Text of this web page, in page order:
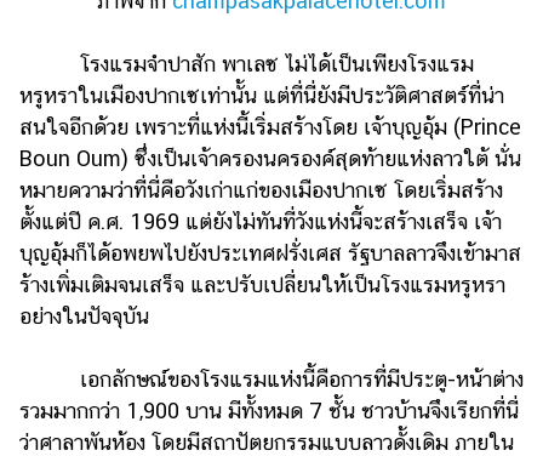
โรงแรมจำปาสัก พาเลซ ไม่ได้เป็นเพียงโรงแรม
หรูหราในเมืองปากเซเท่านั้น แต่ที่นี่ยังมีประวัติศาสตร์ที่น่า
สนใจอีกด้วย เพราะที่แห่งนี้เริ่มสร้างโดย เจ้าบุญอุ้ม (Prince
Boun Oum) ซึ่งเป็นเจ้าครองนครองค์สุดท้ายแห่งลาวใต้ นั่น
หมายความว่าที่นี่คือวังเก่าแก่ของเมืองปากเซ โดยเริ่มสร้าง
ตั้งแต่ปี ค.ศ. 1969 แต่ยังไม่ทันที่วังแห่งนี้จะสร้างเสร็จ เจ้า
บุญอุ้มก็ได้อพยพไปยังประเทศฝรั่งเศส รัฐบาลลาวจึงเข้ามาส
ร้างเพิ่มเติมจนเสร็จ และปรับเปลี่ยนให้เป็นโรงแรมหรูหรา
อย่างในปัจจุบัน
เอกลักษณ์ของโรงแรมแห่งนี้คือการที่มีประตู-หน้าต่าง
รวมมากกว่า 1,900 บาน มีทั้งหมด 7 ชั้น ชาวบ้านจึงเรียกที่นี่
ว่าศาลาพันห้อง โดยมีสถาปัตยกรรมแบบลาวดั้งเดิม ภายใน